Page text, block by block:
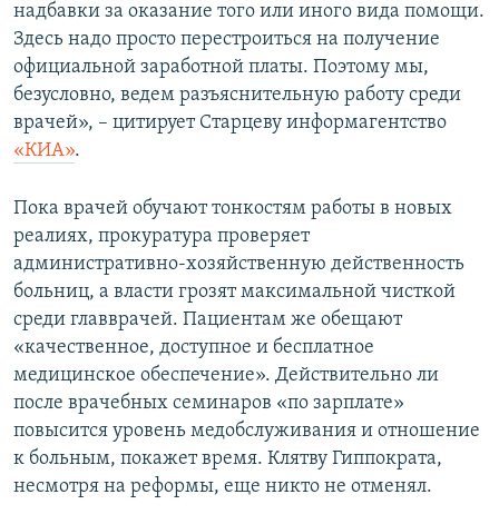
надбавки за оказание того или иного вида помощи.
Здесь надо просто перестроиться на получение
официальной заработной платы. Поэтому мы,
безусловно, ведем разъяснительную работу среди
врачей», – цитирует Старцеву информагентство
«КИА».
Пока врачей обучают тонкостям работы в новых
реалиях, прокуратура проверяет
административно-хозяйственную действенность
больниц, а власти грозят максимальной чисткой
среди главврачей. Пациентам же обещают
«качественное, доступное и бесплатное
медицинское обеспечение». Действительно ли
после врачебных семинаров «по зарплате»
повысится уровень медобслуживания и отношение
к больным, покажет время. Клятву Гиппократа,
несмотря на реформы, еще никто не отменял.